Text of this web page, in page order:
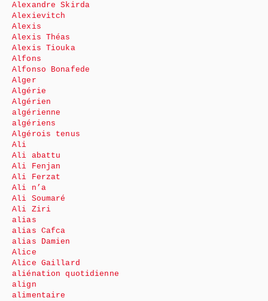
Alexandre Skirda
Alexievitch
Alexis
Alexis Théas
Alexis Tiouka
Alfons
Alfonso Bonafede
Alger
Algérie
Algérien
algérienne
algériens
Algérois tenus
Ali
Ali abattu
Ali Fenjan
Ali Ferzat
Ali n’a
Ali Soumaré
Ali Ziri
alias
alias Cafca
alias Damien
Alice
Alice Gaillard
aliénation quotidienne
align
alimentaire